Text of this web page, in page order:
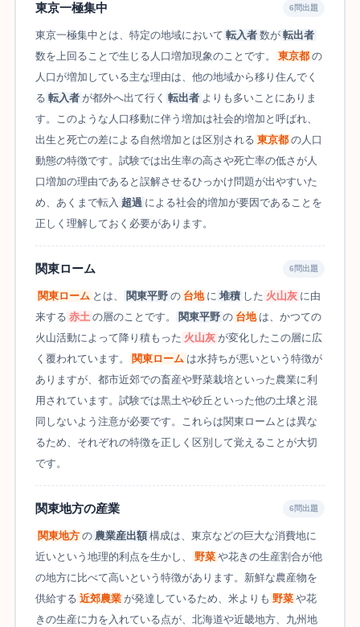
東京一極集中 6問出題
東京一極集中とは、特定の地域において 転入者 数が 転出者
数を上回ることで生じる人口増加現象のことです。
東京都 の
人口が増加している主な理由は、他の地域から移り住んでく
る 転入者 が都外へ出て行く 転出者 よりも多いことにありま
す。このような人口移動に伴う増加は社会的増加と呼ばれ、
出生と死亡の差による自然増加とは区別される 東京都 の人口
動態の特徴です。試験では出生率の高さや死亡率の低さが人
口増加の理由であると誤解させるひっかけ問題が出やすいた
め、あくまで転入 超過 による社会的増加が要因であることを
正しく理解しておく必要があります。
関東ローム 6問出題
関東ローム とは、 関東平野 の 台地 に 堆積 した 火山灰 に由
来する 赤土 の層のことです。 関東平野 の 台地 は、かつての
火山活動によって降り積もった 火山灰 が変化したこの層に広
く覆われています。
関東ローム は水持ちが悪いという特徴が
ありますが、都市近郊での畜産や野菜栽培といった農業に利
用されています。試験では黒土や砂丘といった他の土壌と混
同しないよう注意が必要です。これらは関東ロームとは異な
るため、それぞれの特徴を正しく区別して覚えることが大切
です。
関東地方の産業 6問出題
関東地方 の 農業産出額 構成は、東京などの巨大な消費地に
近いという地理的利点を生かし、
野菜 や花きの生産割合が他
の地方に比べて高いという特徴があります。新鮮な農産物を
供給する 近郊農業 が発達しているため、米よりも 野菜 や花
きの生産に力を入れている点が、北海道や近畿地方、九州地